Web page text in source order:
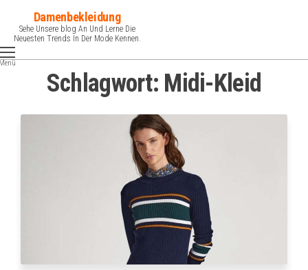
Inhalt
springen
Damenbekleidung
Sehe Unsere blog An Und Lerne Die
Neuesten Trends In Der Mode Kennen.
Schlagwort: Midi-Kleid